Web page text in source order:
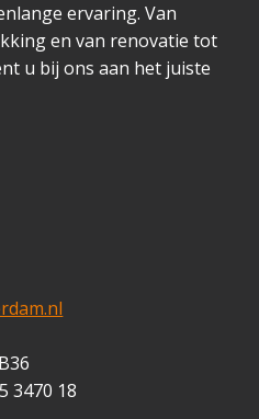
ervaring. Van
en van renovatie tot
u bij ons aan het juiste
3470 18